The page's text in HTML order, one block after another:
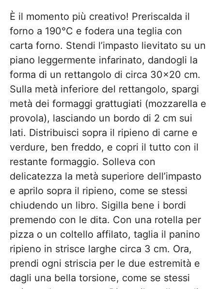
È il momento più creativo! Preriscalda il
forno a 190°C e fodera una teglia con
carta forno. Stendi l’impasto lievitato su un
piano leggermente infarinato, dandogli la
forma di un rettangolo di circa 30×20 cm.
Sulla metà inferiore del rettangolo, spargi
metà dei formaggi grattugiati (mozzarella e
provola), lasciando un bordo di 2 cm sui
lati. Distribuisci sopra il ripieno di carne e
verdure, ben freddo, e copri il tutto con il
restante formaggio. Solleva con
delicatezza la metà superiore dell’impasto
e aprilo sopra il ripieno, come se stessi
chiudendo un libro. Sigilla bene i bordi
premendo con le dita. Con una rotella per
pizza o un coltello affilato, taglia il panino
ripieno in strisce larghe circa 3 cm. Ora,
prendi ogni striscia per le due estremità e
dagli una bella torsione, come se stessi